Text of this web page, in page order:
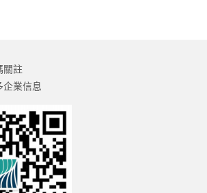
關註
企業信息